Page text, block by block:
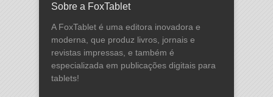
Sobre a FoxTablet
A FoxTablet é uma editora inovadora e
moderna, que produz livros, jornais e
revistas impressas, e também é
especializada em publicações digitais para
tablets!